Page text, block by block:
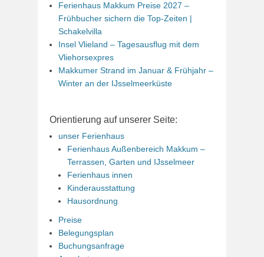
Ferienhaus Makkum Preise 2027 –
Frühbucher sichern die Top-Zeiten |
Schakelvilla
Insel Vlieland – Tagesausflug mit dem
Vliehorsexpres
Makkumer Strand im Januar & Frühjahr –
Winter an der IJsselmeerküste
Orientierung auf unserer Seite:
unser Ferienhaus
Ferienhaus Außenbereich Makkum –
Terrassen, Garten und IJsselmeer
Ferienhaus innen
Kinderausstattung
Hausordnung
Preise
Belegungsplan
Buchungsanfrage